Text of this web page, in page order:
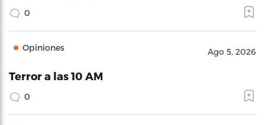
0
Opiniones Ago 5, 2026
Terror a las 10 AM
0